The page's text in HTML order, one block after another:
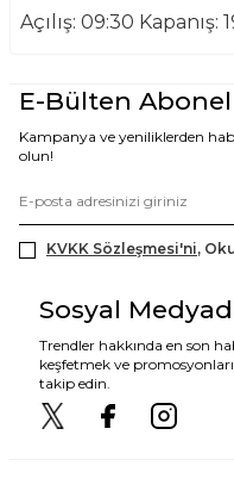
Açılış: 09:30 Kapanış:
E-Bülten
Kampanya ve yeniliklerden
olun!
KVKK Sözleşmesi'ni,
Sosyal
Trendler hakkında en son
keşfetmek ve
takip edin.